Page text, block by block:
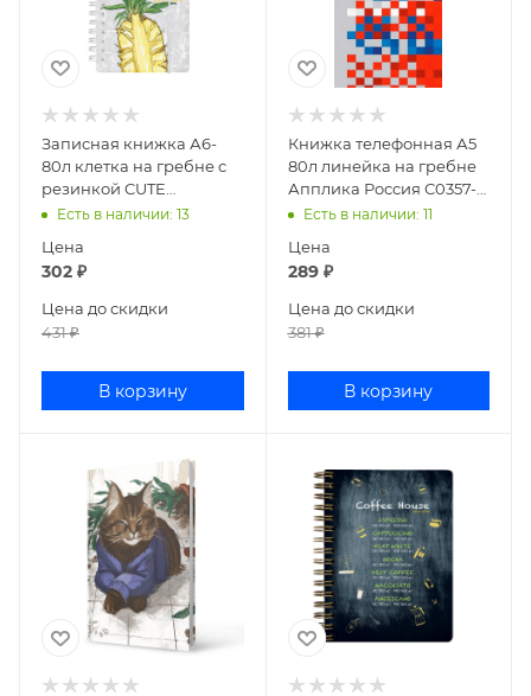
Записная книжка А6-
80л клетка на гребне с
резинкой CUTE
JOURNAL АНАНАС 3-
Есть в наличии: 13
Цена
302 ₽
Цена до скидки
431₽
В корзину
Книжка телефонная А5
80л линейка на гребне
Апплика Россия С0357-
48Есть в наличии: 11
Цена
289₽
Цена до скидки
381₽
В корзину